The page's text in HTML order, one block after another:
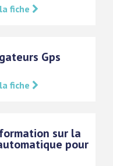
fiche
Gps
fiche
sur la
pour